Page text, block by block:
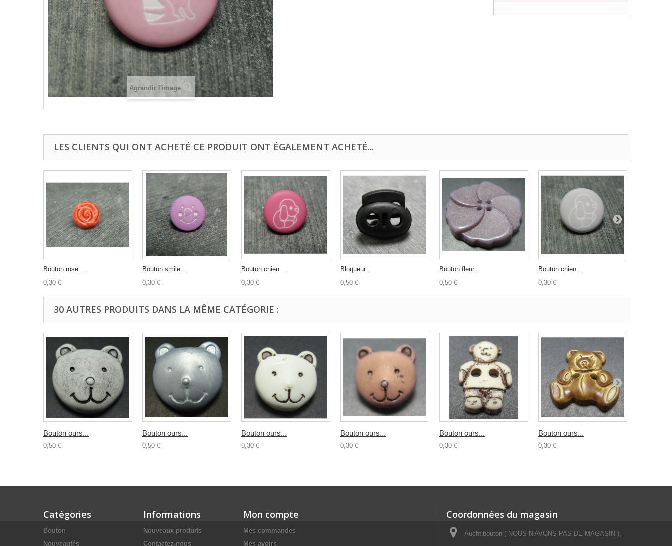
Agrandir l'image
LES CLIENTS QUI ONT ACHETÉ CE PRODUIT ONT ÉGALEMENT ACHETÉ...
Bouton rose...
0,30 €
Bouton smile...
0,30 €
Bouton chien...
0,30 €
Bloqueur...
0,50 €
Bouton fleur...
0,50 €
Bouton chien...
0,30 €
30 AUTRES PRODUITS DANS LA MÊME CATÉGORIE :
Bouton ours...
0,50 €
Bouton ours...
0,50 €
Bouton ours...
0,30 €
Bouton ours...
0,30 €
Bouton ours...
0,30 €
Bouton ours...
0,30 €
Catégories
Bouton
Nouveautés
Informations
Nouveaux produits
Contactez-nous
Mon compte
Mes commandes
Mes avoirs
Coordonnées du magasin
Auchtibouton ( NOUS N'AVONS PAS DE MAGASIN ),